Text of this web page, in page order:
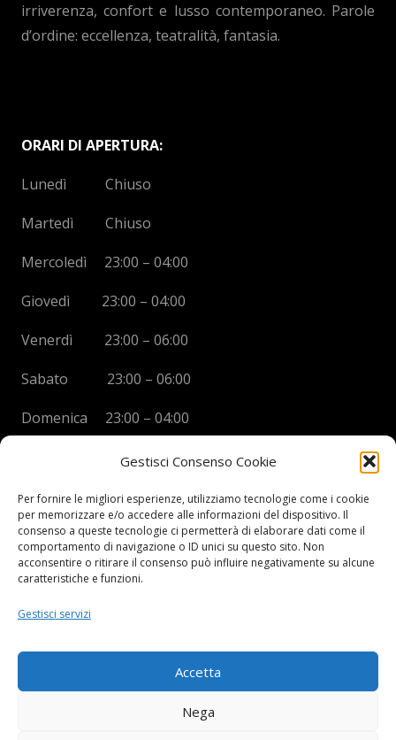
Gestisci Consenso Cookie
Per fornire le migliori esperienze, utilizziamo tecnologie come i cookie
per memorizzare e/o accedere alle informazioni del dispositivo. Il
consenso a queste tecnologie ci permetterà di elaborare dati come il
comportamento di navigazione o ID unici su questo sito. Non
acconsentire o ritirare il consenso può influire negativamente su alcune
caratteristiche e funzioni.
Gestisci servizi
Accetta
Nega
irriverenza, confort e lusso contemporaneo. Parole
d’ordine: eccellenza, teatralità, fantasia.
ORARI DI APERTURA:
Lunedì Chiuso
Martedì Chiuso
Mercoledì 23:00 – 04:00
Giovedì 23:00 – 04:00
Venerdì 23:00 – 06:00
Sabato 23:00 – 06:00
Domenica 23:00 – 04:00
BOYS DISCO VICENZA
Via Oreficeria, 68 –36100 Vicenza (VI)
Tel.+39 0444 960737
P.I.03908300241
Privacy Policy e informazioni Legali